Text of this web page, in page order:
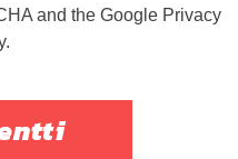
and the Google Privacy